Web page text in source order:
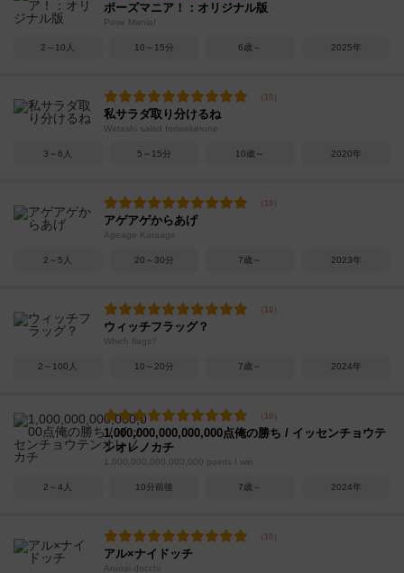
ポーズマニア！：オリジナル版
Pose Mania!
2～10人 10～15分 6歳～ 2025年
私サラダ取り分けるね
Watashi salad toriwakerune
3～6人 5～15分 10歳～ 2020年
アゲアゲからあげ
Ageage Karaage
2～5人 20～30分 7歳～ 2023年
ウィッチフラッグ？
Which flags?
2～100人 10～20分 7歳～ 2024年
1,000,000,000,000,000点俺の勝ち / イッセンチョウテ
ンオレノカチ
1,000,000,000,000,000 points I win
2～4人 10分前後 7歳～ 2024年
アル×ナイドッチ
Arunai docchi